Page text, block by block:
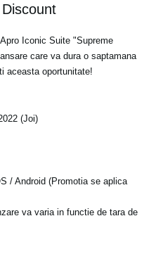
Iconic Suite "Supreme
care va dura o saptamana
aceasta oportunitate!
(Joi)
/ Android (Promotia se aplica
va varia in functie de tara de